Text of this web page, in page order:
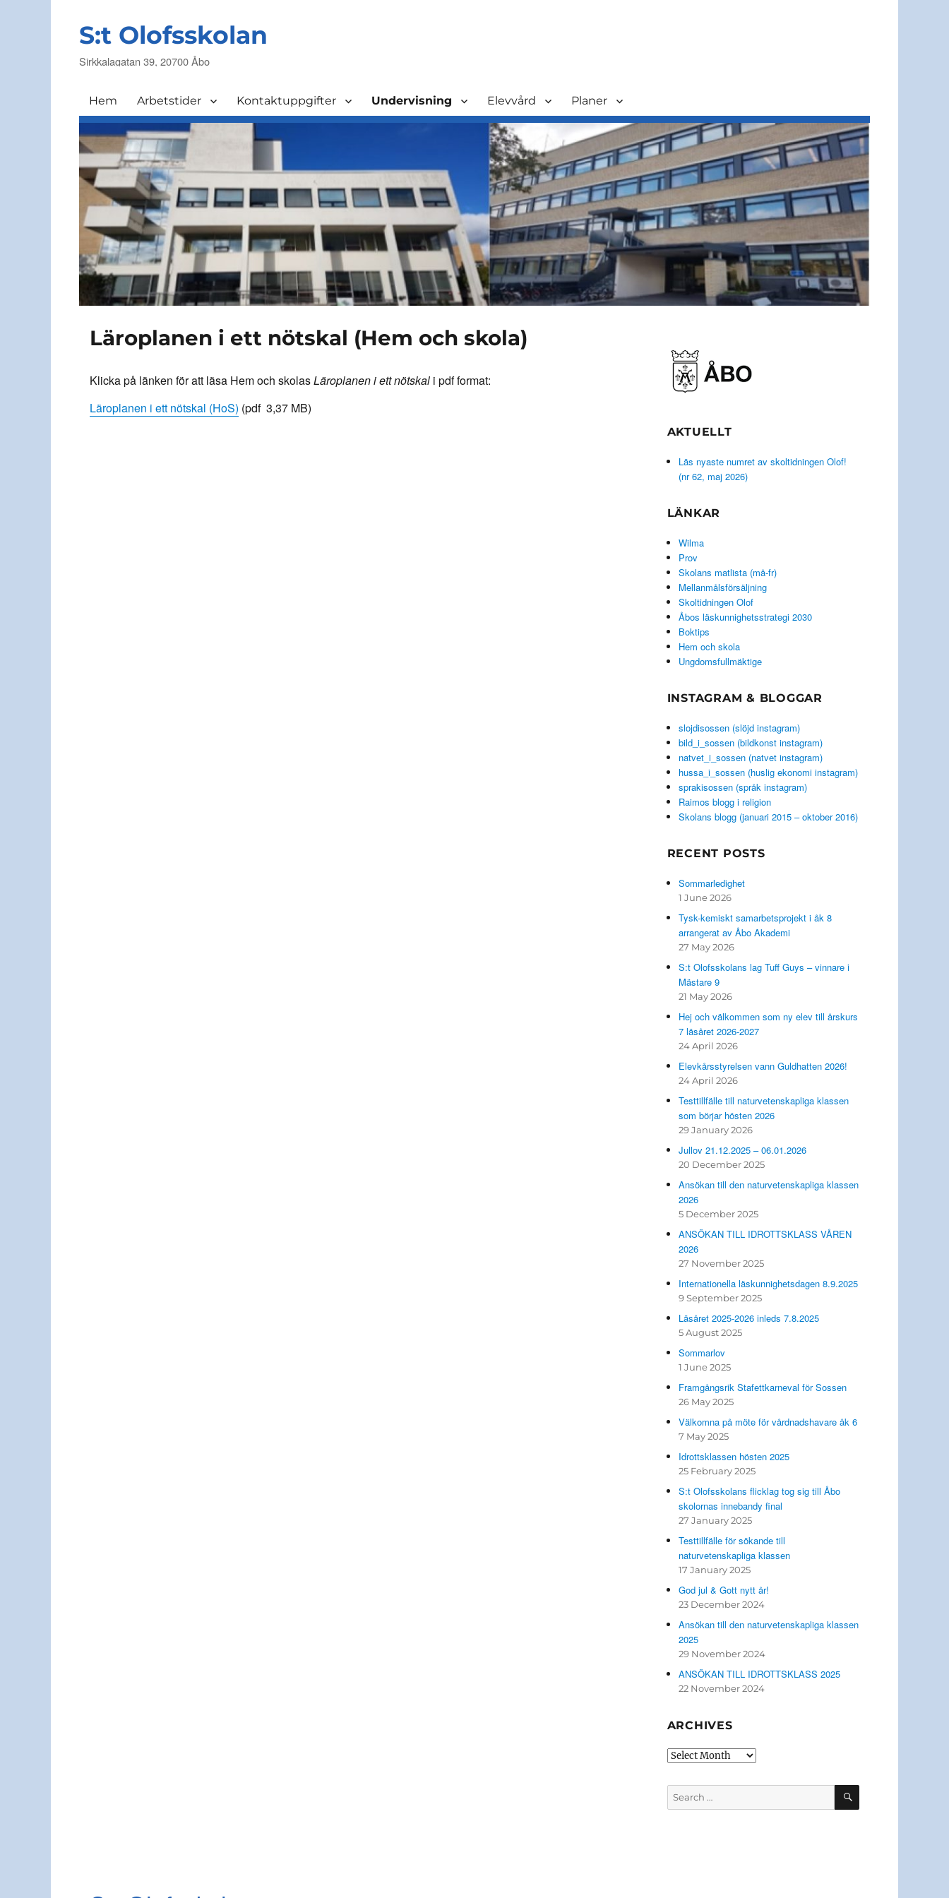
S:t Olofsskolan
Sirkkalagatan 39, 20700 Åbo
Hem Arbetstider Kontaktuppgifter Undervisning Elevvård Planer
Läroplanen i ett nötskal (Hem och skola)
Klicka på länken för att läsa Hem och skolasLäroplanen i ett nötskali pdf format:
Läroplanen i ett nötskal (HoS) (pdf 3,37 MB)
AKTUELLT
Läs nyaste numret av skoltidningen Olof!
(nr 62, maj 2026)
LÄNKAR
Wilma
Prov
Skolans matlista (må-fr)
Mellanmålsförsäljning
Skoltidningen Olof
Åbos läskunnighetsstrategi 2030
Boktips
Hem och skola
Ungdomsfullmäktige
INSTAGRAM & BLOGGAR
slojdisossen (slöjd instagram)
bild_i_sossen (bildkonst instagram)
natvet_i_sossen (natvet instagram)
hussa_i_sossen (huslig ekonomi instagram)
sprakisossen (språk instagram)
Raimos blogg i religion
Skolans blogg (januari 2015 – oktober 2016)
RECENT POSTS
Sommarledighet
1 June 2026
Tysk-kemiskt samarbetsprojekt i åk 8
arrangerat av Åbo Akademi
27 May 2026
S:t Olofsskolans lag Tuff Guys – vinnare i
Mästare 9
21 May 2026
Hej och välkommen som ny elev till årskurs
7 läsåret 2026-2027
24 April 2026
Elevkårsstyrelsen vann Guldhatten 2026!
24 April 2026
Testtillfälle till naturvetenskapliga klassen
som börjar hösten 2026
29 January 2026
Jullov 21.12.2025 – 06.01.2026
20 December 2025
Ansökan till den naturvetenskapliga klassen
2026
5 December 2025
ANSÖKAN TILL IDROTTSKLASS VÅREN
2026
27 November 2025
Internationella läskunnighetsdagen 8.9.2025
9 September 2025
Läsåret 2025-2026 inleds 7.8.2025
5 August 2025
Sommarlov
1 June 2025
Framgångsrik Stafettkarneval för Sossen
26 May 2025
Välkomna på möte för vårdnadshavare åk 6
7 May 2025
Idrottsklassen hösten 2025
25 February 2025
S:t Olofsskolans flicklag tog sig till Åbo
skolornas innebandy final
27 January 2025
Testtillfälle för sökande till
naturvetenskapliga klassen
17 January 2025
God jul & Gott nytt år!
23 December 2024
Ansökan till den naturvetenskapliga klassen
2025
29 November 2024
ANSÖKAN TILL IDROTTSKLASS 2025
22 November 2024
ARCHIVES
Archives
Search
for:
SEARCH